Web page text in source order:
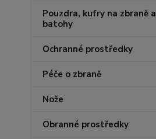
Pouzdra, kufry na zbraně a
batohy
Ochranné prostředky
Péče o zbraně
Nože
Obranné prostředky